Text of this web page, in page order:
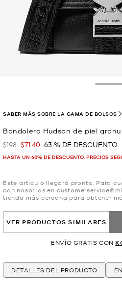
Bandolera Hudson de piel
Era
$198 Ahora
$71.40 63 % DE DESCUENTO
HASTA UN 60% DE DESCUENTO. PRECIOS
SABER MÁS SOBRE LA GAMA DE BOLSOS
Este artículo llegará pronto. Para
con nosotros en
tienda más cercana para obtener
VER PRODUCTOS SIMILARES
ENVÍO GRATIS CON
DETALLES DEL PRODUCTO